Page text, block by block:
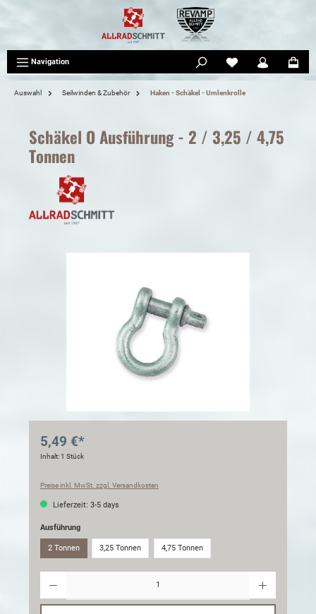
Navigation
Auswahl Seilwinden & Zubehör Haken - Schäkel - Umlenkrolle
Schäkel O Ausführung - 2 / 3,25 / 4,75
Tonnen
5,49 €*
Inhalt:1 Stück
Preise inkl. MwSt. zzgl. Versandkosten
Lieferzeit: 3-5 days
Ausführung
2 Tonnen 3,25 Tonnen 4,75 Tonnen